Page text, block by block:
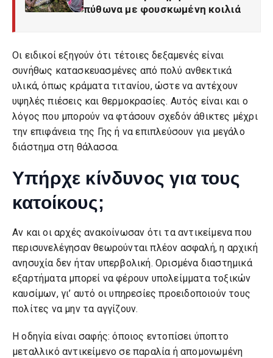
πύθωνα με φουσκωμένη κοιλιά
Οι ειδικοί εξηγούν ότι τέτοιες δεξαμενές είναι
συνήθως κατασκευασμένες από πολύ ανθεκτικά
υλικά, όπως κράματα τιτανίου, ώστε να αντέχουν
υψηλές πιέσεις και θερμοκρασίες. Αυτός είναι και ο
λόγος που μπορούν να φτάσουν σχεδόν άθικτες μέχρι
την επιφάνεια της Γης ή να επιπλεύσουν για μεγάλο
διάστημα στη θάλασσα.
Υπήρχε κίνδυνος για τους
κατοίκους;
Αν και οι αρχές ανακοίνωσαν ότι τα αντικείμενα που
περισυνελέγησαν θεωρούνται πλέον ασφαλή, η αρχική
ανησυχία δεν ήταν υπερβολική. Ορισμένα διαστημικά
εξαρτήματα μπορεί να φέρουν υπολείμματα τοξικών
καυσίμων, γι’ αυτό οι υπηρεσίες προειδοποιούν τους
πολίτες να μην τα αγγίζουν.
Η οδηγία είναι σαφής: όποιος εντοπίσει ύποπτο
μεταλλικό αντικείμενο σε παραλία ή απομονωμένη